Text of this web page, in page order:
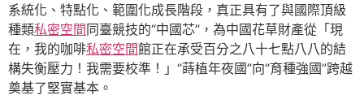
系統化、特點化、範圍化成長階段，真正具有了與國際頂級
種類私密空間同臺競技的“中國芯”，為中國花草財產從「現
在，我的咖啡私密空間館正在承受百分之八十七點八八的結
構失衡壓力！我需要校準！」“蒔植年夜國”向“育種強國”跨越
奠基了堅實基本。